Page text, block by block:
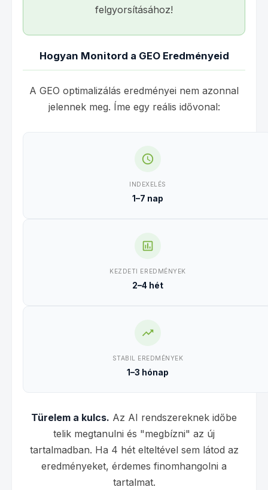
felgyorsításához!
Hogyan Monitord a GEO Eredményeid
A GEO optimalizálás eredményei nem azonnal
jelennek meg. Íme egy reális idővonal:
INDEXELÉS
1–7 nap
KEZDETI EREDMÉNYEK
2–4 hét
STABIL EREDMÉNYEK
1–3 hónap
Türelem a kulcs. Az AI rendszereknek időbe
telik megtanulni és "megbízni" az új
tartalmadban. Ha 4 hét elteltével sem látod az
eredményeket, érdemes finomhangolni a
tartalmat.